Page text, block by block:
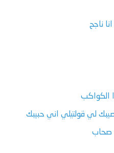
ناجح
الكواكب
لي قولتيلي اني حبيبك
صحاب